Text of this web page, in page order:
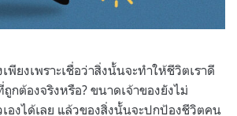
พียงเพราะเชื่อว่าสิ่งนั้นจะทำให้ชีวิตเราดี
กต้องจริงหรือ? ขนาดเจ้าของยังไม่
องได้เลย แล้วของสิ่งนั้นจะปกป้องชีวิตคน